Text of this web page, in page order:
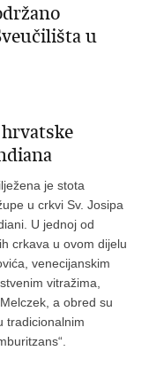
u
je stota
u crkvi Sv. Josipa
U jednoj od
crkava u ovom dijelu
venecijanskim
vitražima,
a obred su
tradicionalnim